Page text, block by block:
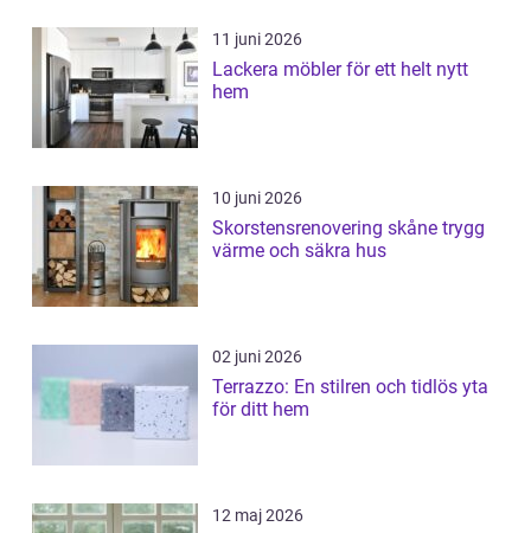
11 juni 2026
Lackera möbler för ett helt nytt
hem
10 juni 2026
Skorstensrenovering skåne trygg
värme och säkra hus
02 juni 2026
Terrazzo: En stilren och tidlös yta
för ditt hem
12 maj 2026